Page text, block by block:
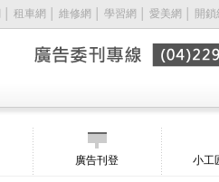
租車網 維修網 學習網 愛美網 開鎖
廣告刊登 小工